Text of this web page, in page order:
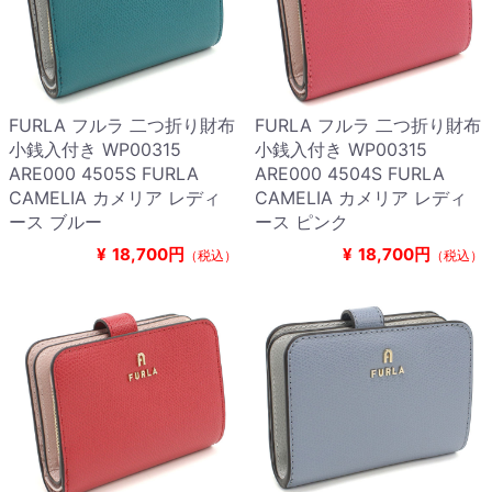
FURLA フルラ 二つ折り財布
小銭入付き WP00315
ARE000 4505S FURLA
CAMELIA カメリア レディ
ース ブルー
¥ 18,700円 （税込）
FURLA フルラ 二つ折り財布
小銭入付き WP00315
ARE000 4504S FURLA
CAMELIA カメリア レディ
ース ピンク
¥ 18,700円 （税込）